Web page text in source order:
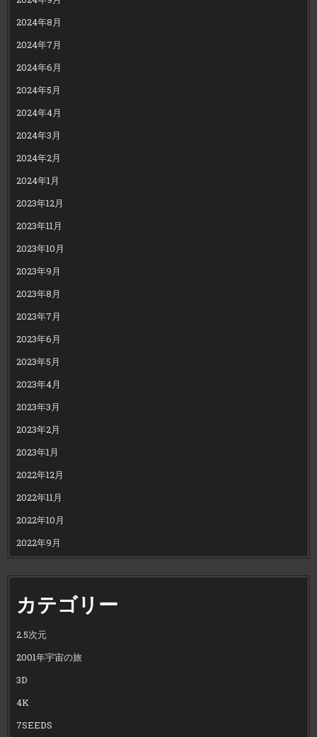
2024年8月
2024年7月
2024年6月
2024年5月
2024年4月
2024年3月
2024年2月
2024年1月
2023年12月
2023年11月
2023年10月
2023年9月
2023年8月
2023年7月
2023年6月
2023年5月
2023年4月
2023年3月
2023年2月
2023年1月
2022年12月
2022年11月
2022年10月
2022年9月
カテゴリー
2.5次元
2001年宇宙の旅
3D
4K
7SEEDS